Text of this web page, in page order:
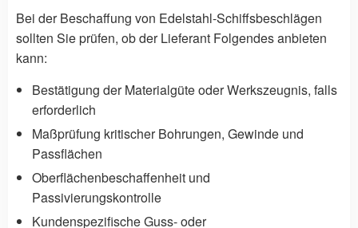
Bei der Beschaffung von Edelstahl-Schiffsbeschlägen
sollten Sie prüfen, ob der Lieferant Folgendes anbieten
kann:
Bestätigung der Materialgüte oder Werkszeugnis, falls
erforderlich
Maßprüfung kritischer Bohrungen, Gewinde und
Passflächen
Oberflächenbeschaffenheit und
Passivierungskontrolle
Kundenspezifische Guss- oder